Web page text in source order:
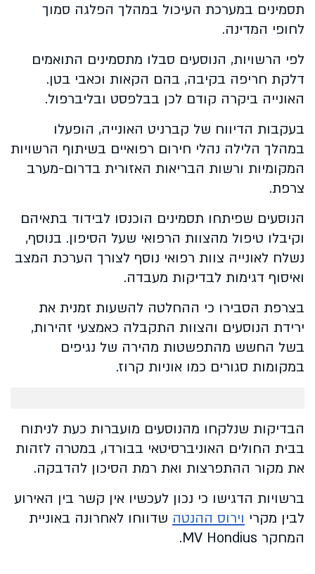
תסמינים במערכת העיכול במהלך הפלגה סמוך
לחופי המדינה.
לפי הרשויות, הנוסעים סבלו מתסמינים התואמים
דלקת חריפה בקיבה, בהם הקאות וכאבי בטן.
האונייה ביקרה קודם לכן בבלפסט ובליברפול.
בעקבות הדיווח של קברניט האונייה, הופעלו
במהלך הלילה נהלי חירום רפואיים בשיתוף הרשויות
המקומיות ורשות הבריאות האזורית בדרום-מערב
צרפת.
הנוסעים שפיתחו תסמינים הוכנסו לבידוד בתאיהם
וקיבלו טיפול מהצוות הרפואי שעל הסיפון. בנוסף,
נשלח לאונייה צוות רפואי נוסף לצורך הערכת המצב
ואיסוף דגימות לבדיקות מעבדה.
בצרפת הסבירו כי ההחלטה להשעות זמנית את
ירידת הנוסעים והצוות התקבלה כאמצעי זהירות,
בשל החשש מהתפשטות מהירה של נגיפים
במקומות סגורים כמו אוניות קרוז.
הבדיקות שנלקחו מהנוסעים מועברות כעת לניתוח
בבית החולים האוניברסיטאי בבורדו, במטרה לזהות
את מקור ההתפרצות ואת רמת הסיכון להדבקה.
ברשויות הדגישו כי נכון לעכשיו אין קשר בין האירוע
לבין מקרי וירוס ההנטה שדווחו לאחרונה באוניית
המחקר MV Hondius.